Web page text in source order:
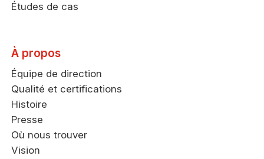
Études de cas
À propos
Équipe de direction
Qualité et certifications
Histoire
Presse
Où nous trouver
Vision